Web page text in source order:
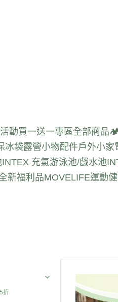
動買一送一專區全部商品🏕️
冰袋露營小物配件戶外小家
INTEX 充氣游泳池/戲水池
新福利品MOVELIFE運動
折